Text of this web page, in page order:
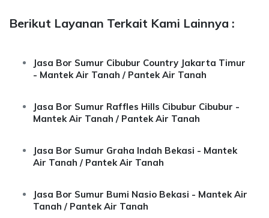
Berikut Layanan Terkait Kami Lainnya :
Jasa Bor Sumur Cibubur Country Jakarta Timur
- Mantek Air Tanah / Pantek Air Tanah
Jasa Bor Sumur Raffles Hills Cibubur Cibubur -
Mantek Air Tanah / Pantek Air Tanah
Jasa Bor Sumur Graha Indah Bekasi - Mantek
Air Tanah / Pantek Air Tanah
Jasa Bor Sumur Bumi Nasio Bekasi - Mantek Air
Tanah / Pantek Air Tanah